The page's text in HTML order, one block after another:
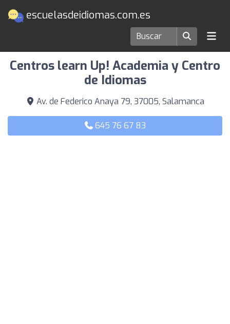
escuelasdeidiomas.com.es
Escuelas de idiomas en Salamanca
Centros learn Up! Academia y Centro
de Idiomas
Av. de Federico Anaya 79, 37005, Salamanca
645 76 67 83